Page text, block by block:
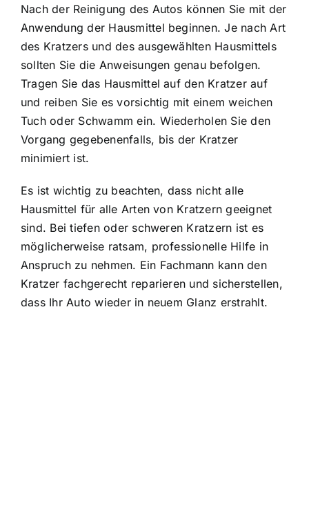
Nach der Reinigung des Autos können Sie mit der
Anwendung der Hausmittel beginnen. Je nach Art
des Kratzers und des ausgewählten Hausmittels
sollten Sie die Anweisungen genau befolgen.
Tragen Sie das Hausmittel auf den Kratzer auf
und reiben Sie es vorsichtig mit einem weichen
Tuch oder Schwamm ein. Wiederholen Sie den
Vorgang gegebenenfalls, bis der Kratzer
minimiert ist.
Es ist wichtig zu beachten, dass nicht alle
Hausmittel für alle Arten von Kratzern geeignet
sind. Bei tiefen oder schweren Kratzern ist es
möglicherweise ratsam, professionelle Hilfe in
Anspruch zu nehmen. Ein Fachmann kann den
Kratzer fachgerecht reparieren und sicherstellen,
dass Ihr Auto wieder in neuem Glanz erstrahlt.